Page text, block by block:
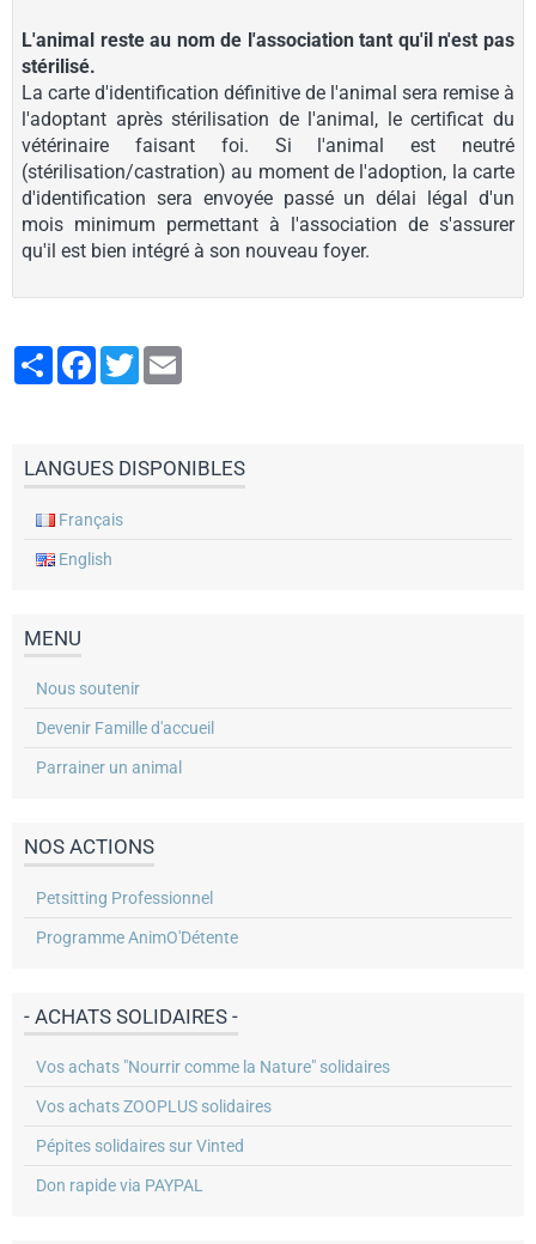
L'animal reste au nom de l'association tant qu'il n'est pas
stérilisé.
La carte d'identification définitive de l'animal sera remise à
l'adoptant après stérilisation de l'animal, le certificat du
vétérinaire faisant foi. Si l'animal est neutré
(stérilisation/castration) au moment de l'adoption, la carte
d'identification sera envoyée passé un délai légal d'un
mois minimum permettant à l'association de s'assurer
qu'il est bien intégré à son nouveau foyer.
PartagerFacebook
Twitter
LANGUES DISPONIBLES
Français
English
MENU
Nous soutenir
Devenir Famille d'accueil
Parrainer un animal
NOS ACTIONS
Petsitting Professionnel
Programme AnimO'Détente
- ACHATS SOLIDAIRES -
Vos achats "Nourrir comme la Nature" solidaires
Vos achats ZOOPLUS solidaires
Pépites solidaires sur Vinted
Don rapide via PAYPAL